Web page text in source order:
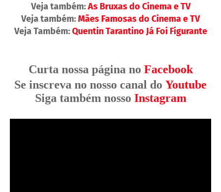
Veja também:As Bruxas do Cinema e TV
Veja também:Mães Famosas do Cinema e TV
Veja Também:Quentin Tarantino Já Foi Figurante
Curta nossa página no Facebook
Se inscreva no nosso canal do Youtube
Siga também nosso Instagram